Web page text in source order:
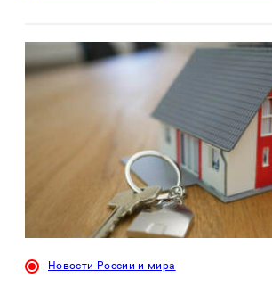
Новости России и мира